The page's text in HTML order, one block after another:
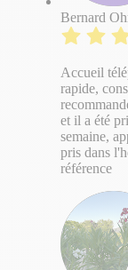
Bernard
Accueil
rapide,
et il a été
semaine,
pris dans
référence